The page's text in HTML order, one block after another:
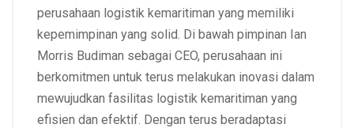
perusahaan logistik kemaritiman yang memiliki
kepemimpinan yang solid. Di bawah pimpinan Ian
Morris Budiman sebagai CEO, perusahaan ini
berkomitmen untuk terus melakukan inovasi dalam
mewujudkan fasilitas logistik kemaritiman yang
efisien dan efektif. Dengan terus beradaptasi